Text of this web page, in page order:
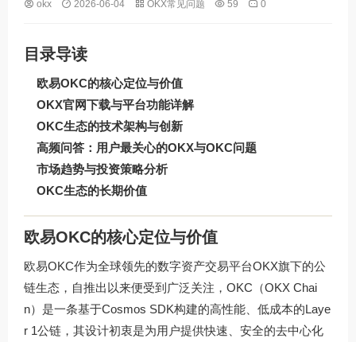
okx 2026-06-04 OKX常见问题 59 0
目录导读
欧易OKC的核心定位与价值
OKX官网下载与平台功能详解
OKC生态的技术架构与创新
高频问答：用户最关心的OKX与OKC问题
市场趋势与投资策略分析
OKC生态的长期价值
欧易OKC的核心定位与价值
欧易OKC作为全球领先的数字资产交易平台OKX旗下的公
链生态，自推出以来便受到广泛关注，OKC（OKX Chai
n）是一条基于Cosmos SDK构建的高性能、低成本的Laye
r 1公链，其设计初衷是为用户提供快速、安全的去中心化